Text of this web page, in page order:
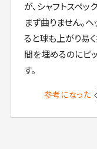
が、シャフトスペ
まず曲りません。
ると球も上がり易
間を埋めるのにピ
す。
参考になった